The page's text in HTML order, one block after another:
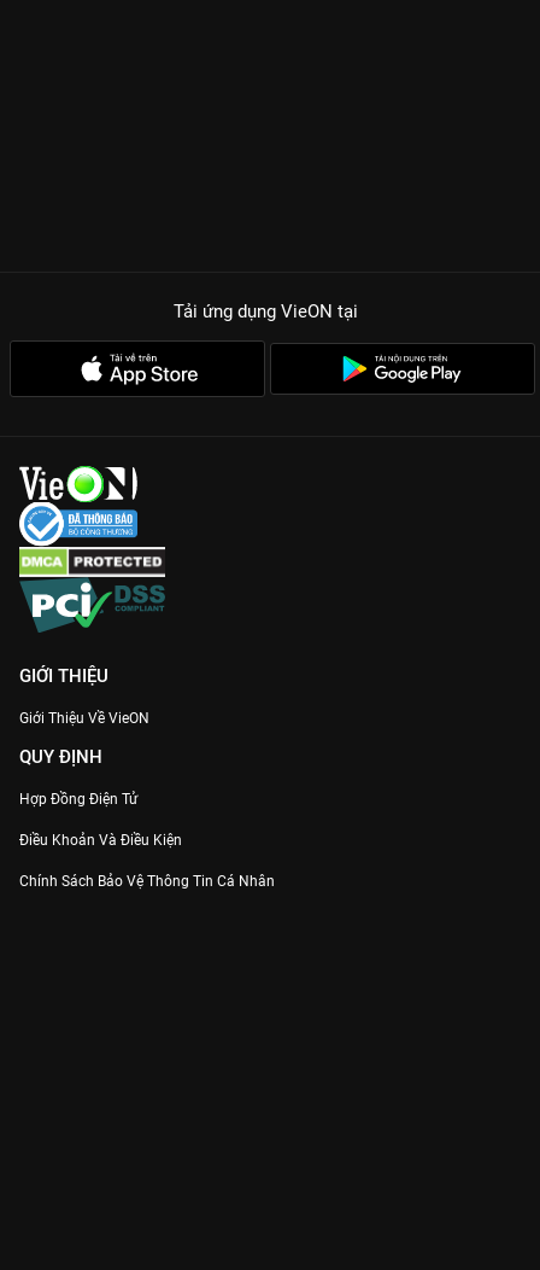
Tải ứng dụng VieON tại
GIỚI THIỆU
Giới Thiệu Về VieON
QUY ĐỊNH
Hợp Đồng Điện Tử
Điều Khoản Và Điều Kiện
Chính Sách Bảo Vệ Thông Tin Cá Nhân